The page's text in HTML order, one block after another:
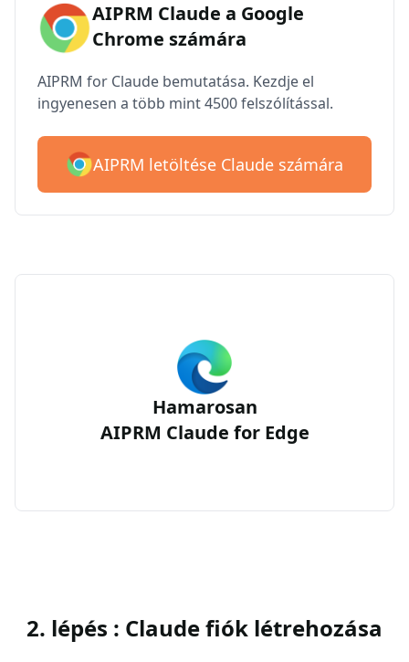
AIPRM Claude a Google
Chrome számára
AIPRM for Claude bemutatása. Kezdje el
ingyenesen a több mint 4500 felszólítással.
AIPRM letöltése Claude számára
Hamarosan
AIPRM Claude for Edge
2. lépés : Claude fiók létrehozása